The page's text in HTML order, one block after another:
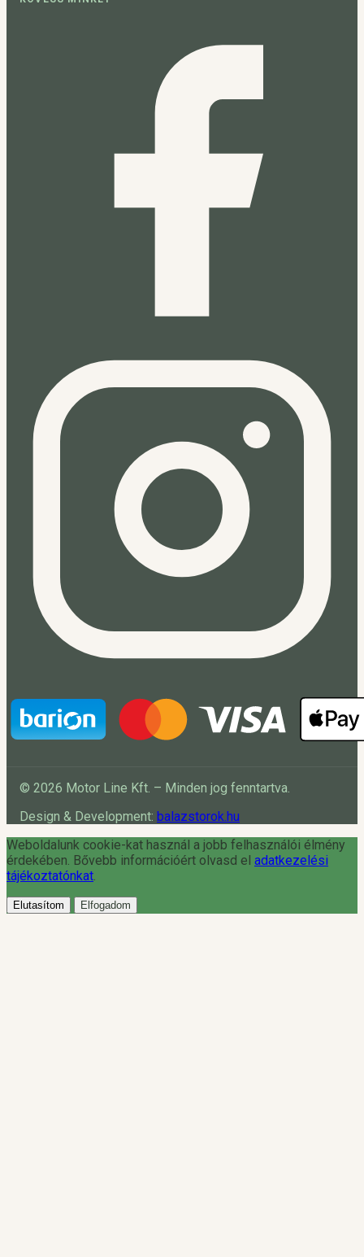
© 2026 Motor Line Kft. – Minden jog fenntartva.
Design & Development: balazstorok.hu
Weboldalunk cookie-kat használ a jobb felhasználói élmény
érdekében. Bővebb információért olvasd el adatkezelési
tájékoztatónkat
Elutasítom Elfogadom